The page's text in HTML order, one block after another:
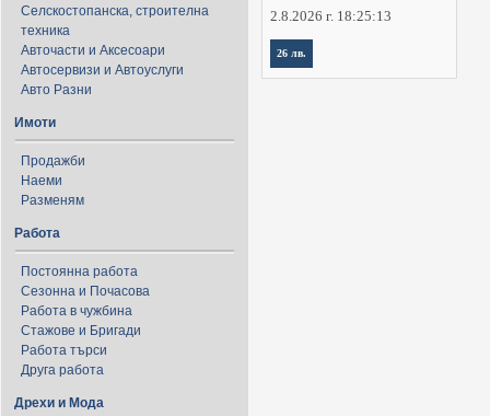
Селскостопанска, строителна
техника
Авточасти и Аксесоари
Автосервизи и Автоуслуги
Авто Разни
Имоти
Продажби
Наеми
Разменям
Работа
Постоянна работа
Сезонна и Почасова
Работа в чужбина
Стажове и Бригади
Работа търси
Друга работа
Дрехи и Мода
2.8.2026 г. 18:25:13
26 лв.